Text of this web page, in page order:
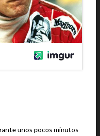
unos pocos minutos